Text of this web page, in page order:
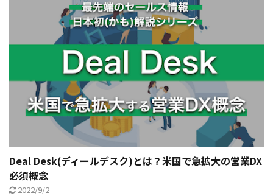
Deal Desk(ディールデスク)とは？米国で急拡大の営業DX
必須概念
2022/9/2